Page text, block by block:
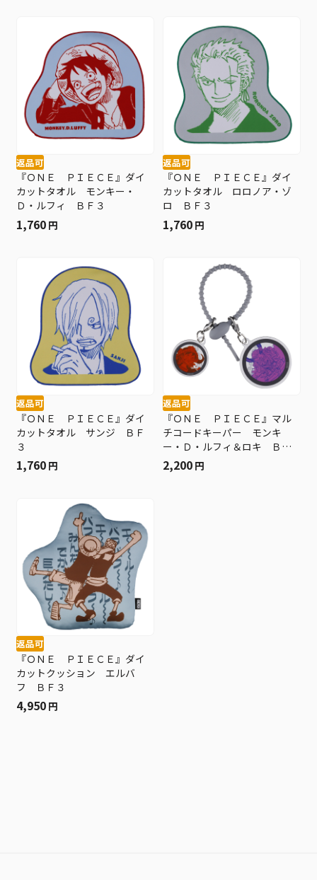
返品可
『ＯＮＥ ＰＩＥＣＥ』ダイ
カットタオル モンキー・
Ｄ・ルフィ ＢＦ３
1,760 円
返品可
『ＯＮＥ ＰＩＥＣＥ』ダイ
カットタオル ロロノア・ゾ
ロ ＢＦ３
1,760 円
返品可
『ＯＮＥ ＰＩＥＣＥ』ダイ
カットタオル サンジ ＢＦ
３
1,760 円
返品可
『ＯＮＥ ＰＩＥＣＥ』マル
チコードキーパー モンキ
ー・Ｄ・ルフィ＆ロキ ＢＦ
３
2,200 円
返品可
『ＯＮＥ ＰＩＥＣＥ』ダイ
カットクッション エルバ
フ ＢＦ３
4,950 円